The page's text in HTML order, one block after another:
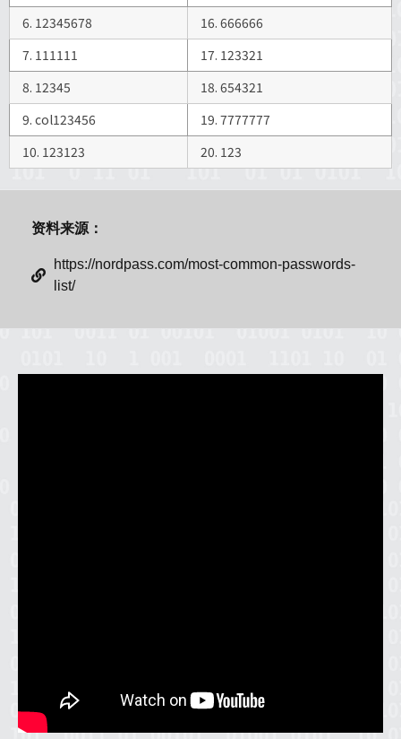
6. 12345678
16. 666666
7. 111111
17. 123321
8. 12345
18. 654321
9. col123456
19. 7777777
10. 123123
20. 123
资料来源：
https://nordpass.com/most-common-passwords-
list/